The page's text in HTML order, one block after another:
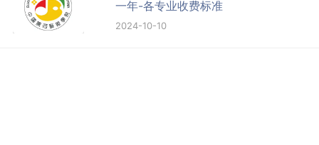
一年-各专业收费标准
2024-10-10